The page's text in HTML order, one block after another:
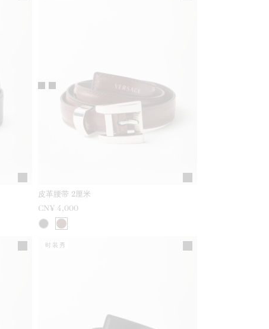
皮革腰带 2厘米
CN¥ 4,000
时装秀